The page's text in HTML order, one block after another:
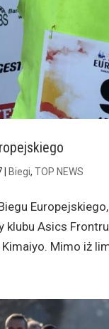
| Biegi, TOP NEWS
Asics
Mimo iż